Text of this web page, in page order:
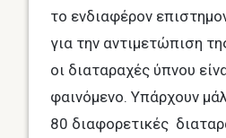
το ενδιαφέρον
για την αντιμετώπιση
οι διαταραχές ύπνου
φαινόμενο. Υπάρχουν
80 διαφορετικές